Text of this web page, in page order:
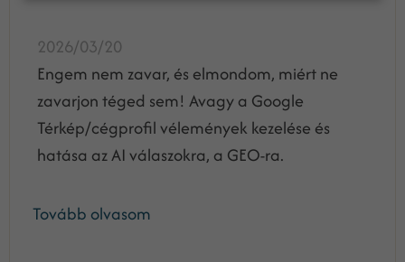
2026/03/20
Engem nem zavar, és elmondom, miért ne
zavarjon téged sem! Avagy a Google
Térkép/cégprofil vélemények kezelése és
hatása az AI válaszokra, a GEO-ra.
Tovább olvasom